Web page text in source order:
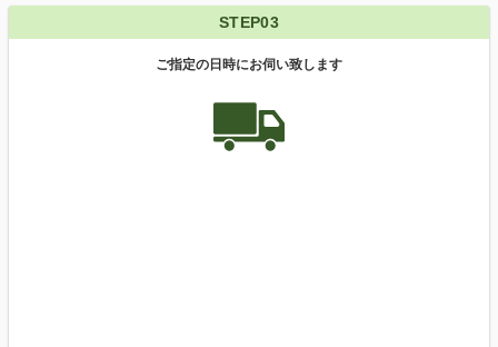
STEP03
ご指定の日時にお伺い致します